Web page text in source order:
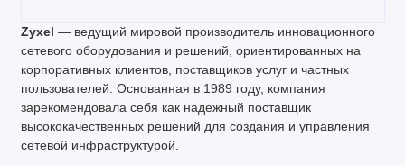
Zyxel — ведущий мировой производитель инновационного
сетевого оборудования и решений, ориентированных на
корпоративных клиентов, поставщиков услуг и частных
пользователей. Основанная в 1989 году, компания
зарекомендовала себя как надежный поставщик
высококачественных решений для создания и управления
сетевой инфраструктурой.